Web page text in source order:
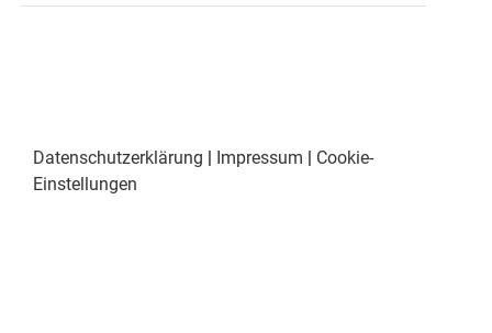
Datenschutzerklärung Impressum
Cookie-
Einstellungen